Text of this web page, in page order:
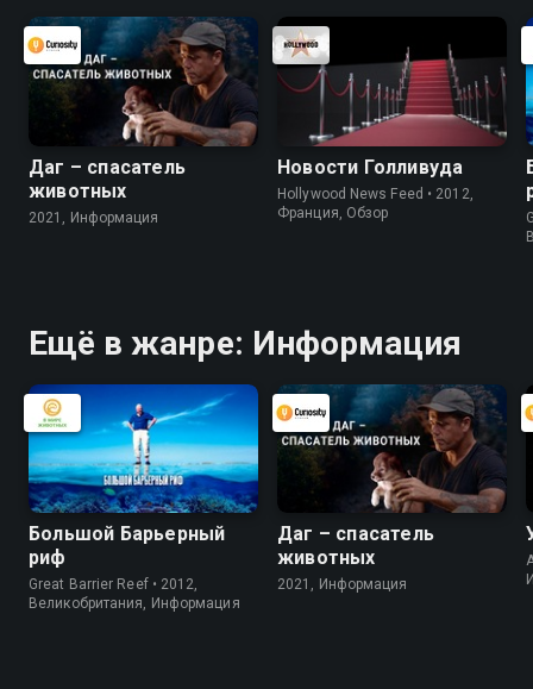
Даг – спасатель
животных
2021, Информация
Новости Голливуда
Hollywood News Feed • 2012,
Франция, Обзор
Ещё в жанре: Информация
Большой Барьерный
риф
Great Barrier Reef • 2012,
Великобритания, Информация
Даг – спасатель
животных
2021, Информация